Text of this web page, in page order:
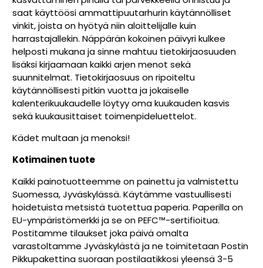
saat käyttöösi ammattipuutarhurin käytännölliset
vinkit, joista on hyötyä niin aloittelijalle kuin
harrastajallekin. Näppärän kokoinen päivyri kulkee
helposti mukana ja sinne mahtuu tietokirjaosuuden
lisäksi kirjaamaan kaikki arjen menot sekä
suunnitelmat. Tietokirjaosuus on ripoiteltu
käytännöllisesti pitkin vuotta ja jokaiselle
kalenterikuukaudelle löytyy oma kuukauden kasvis
sekä kuukausittaiset toimenpideluettelot.
Kädet multaan ja menoksi!
Kotimainen tuote
Kaikki painotuotteemme on painettu ja valmistettu
Suomessa, Jyväskylässä. Käytämme vastuullisesti
hoidetuista metsistä tuotettua paperia. Paperilla on
EU-ympäristömerkki ja se on PEFC™-sertifioitua.
Postitamme tilaukset joka päivä omalta
varastoltamme Jyväskylästä ja ne toimitetaan Postin
Pikkupakettina suoraan postilaatikkosi yleensä 3-5